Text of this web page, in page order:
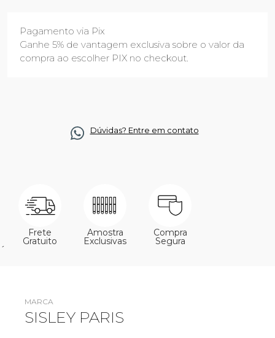
Pagamento via Pix
Ganhe 5% de vantagem exclusiva sobre o valor da
compra ao escolher PIX no checkout.
Dúvidas? Entre em contato
Frete
Gratuito
Amostra
Exclusivas
Compra
Segura
´
MARCA
SISLEY PARIS